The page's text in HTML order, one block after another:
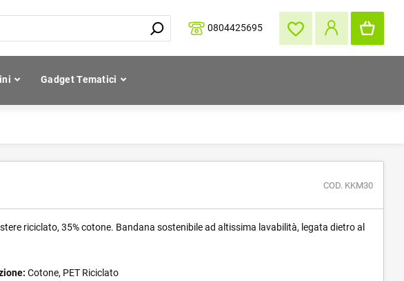
0804425695
Gadget Tematici
COD. KKM30
riciclato, 35% cotone. Bandana sostenibile ad altissima lavabilità, legata dietro al
Cotone, PET Riciclato